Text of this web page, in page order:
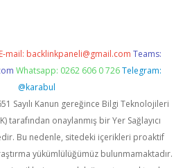
E-mail: backlinkpaneli@gmail.com Teams:
Whatsapp: 0262 606 0 726 Telegram:
@karabul
Sayılı Kanun gereğince Bilgi Teknolojileri
tarafından onaylanmış bir Yer Sağlayıcı
Bu nedenle, sitedeki içerikleri proaktif
yükümlülüğümüz bulunmamaktadır.